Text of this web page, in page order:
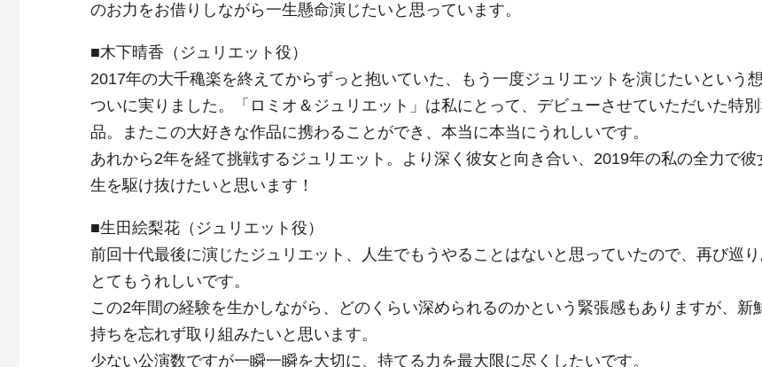
のお力をお借りしながら一生懸命演じたいと思っています。
■木下晴香（ジュリエット役）
2017年の大千穐楽を終えてからずっと抱いていた、もう一度ジュリエットを演じたいという
ついに実りました。「ロミオ＆ジュリエット」は私にとって、デビューさせていただいた特
品。またこの大好きな作品に携わることができ、本当に本当にうれしいです。
あれから2年を経て挑戦するジュリエット。より深く彼女と向き合い、2019年の私の全力で彼
生を駆け抜けたいと思います！
■生田絵梨花（ジュリエット役）
前回十代最後に演じたジュリエット、人生でもうやることはないと思っていたので、再び巡
とてもうれしいです。
この2年間の経験を生かしながら、どのくらい深められるのかという緊張感もありますが、新
持ちを忘れず取り組みたいと思います。
少ない公演数ですが一瞬一瞬を大切に、持てる力を最大限に尽くしたいです。